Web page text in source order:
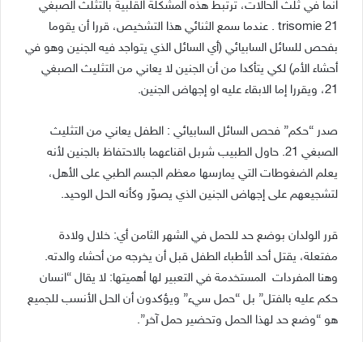
انما في ثلث الحالات، ترتبط هذه المشكلة القلبية بالتثلث الصبغي
trisomie 21 . عندما سمع الثنائي هذا التشخيص، قررا أن يقوما
بفحص للسائل السابيائي (أي السائل الذي يتواجد فيه الجنين وهو في
أحشاء الأم) لكي يتأكدا من أن الجنين لا يعاني من التثليث الصبغي
21، ويقررا إما الابقاء عليه او إجهاض الجنين.
صدر “حكم” فحص السائل السابيائي : الطفل يعاني من التثليث
الصبغي 21. حاول الطبيب شربل اقناعهما بالاحتفاظ بالجنين لأنه
يعلم الضغوطات التي يمارسها معظم الجسم الطبي على الأهل،
لتشجيعهم على إجهاض الجنين الذي يصوّر وكأنه الحل الوحيد.
قرر الولدان بوضع حد للحمل في الشهر الثامن أي: خلال ولادة
مفتعلة، يقتل أحد الأطباء الطفل قبل أن يخرجه من أحشاء والدته.
وهنا المفردات المستخدمة في التعبير لها أهميتها: لا يقال “انسان
حكم عليه بالفتل” بل “حمل سيء” ويؤكدون أن الحل الأنسب للجميع
هو “وضع حد لهذا الحمل وتحضير حمل آخر”.